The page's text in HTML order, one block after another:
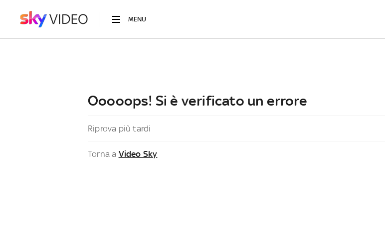
MENU
Ooooops! Si è verificato un errore
Riprova più tardi
Torna a Video Sky